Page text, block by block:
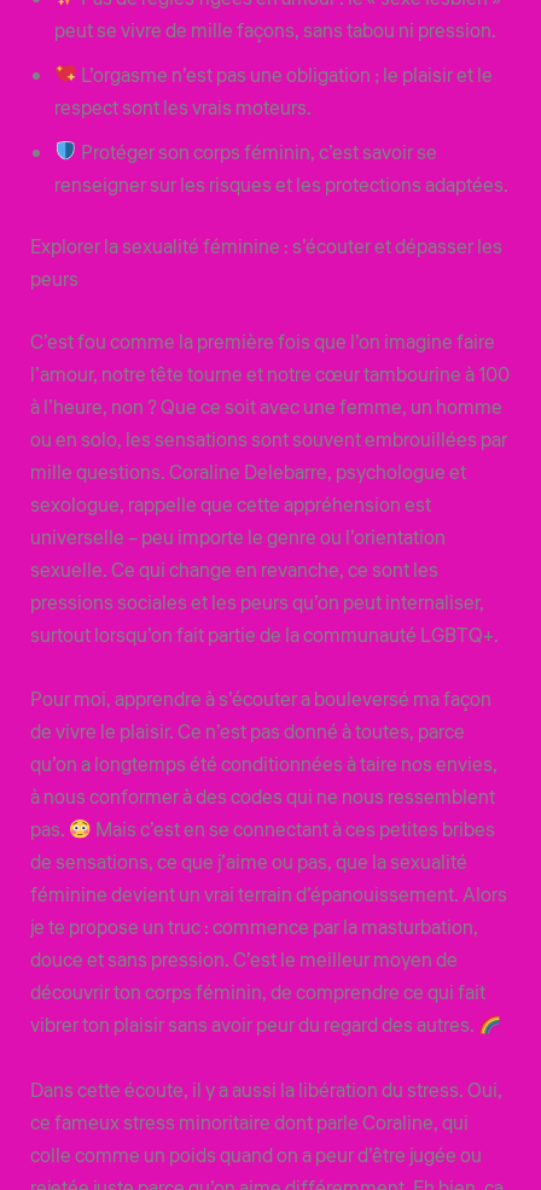
peut se vivre de mille façons, sans tabou ni pression.
L’orgasme n’est pas une obligation ; le plaisir et le
respect sont les vrais moteurs.
Protéger son corps féminin, c’est savoir se
renseigner sur les risques et les protections adaptées.
Explorer la sexualité féminine : s’écouter et dépasser les
peurs
C’est fou comme la première fois que l’on imagine faire
l’amour, notre tête tourne et notre cœur tambourine à 100
à l’heure, non ? Que ce soit avec une femme, un homme
ou en solo, les sensations sont souvent embrouillées par
mille questions. Coraline Delebarre, psychologue et
sexologue, rappelle que cette appréhension est
universelle – peu importe le genre ou l’orientation
sexuelle. Ce qui change en revanche, ce sont les
pressions sociales et les peurs qu’on peut internaliser,
surtout lorsqu’on fait partie de la communauté LGBTQ+.
Pour moi, apprendre à s’écouter a bouleversé ma façon
de vivre le plaisir. Ce n’est pas donné à toutes, parce
qu’on a longtemps été conditionnées à taire nos envies,
à nous conformer à des codes qui ne nous ressemblent
pas.
Mais c’est en se connectant à ces petites bribes
de sensations, ce que j’aime ou pas, que la sexualité
féminine devient un vrai terrain d’épanouissement. Alors
je te propose un truc : commence par la masturbation,
douce et sans pression. C’est le meilleur moyen de
découvrir ton corps féminin, de comprendre ce qui fait
vibrer ton plaisir sans avoir peur du regard des autres.
Dans cette écoute, il y a aussi la libération du stress. Oui,
ce fameux stress minoritaire dont parle Coraline, qui
colle comme un poids quand on a peur d’être jugée ou